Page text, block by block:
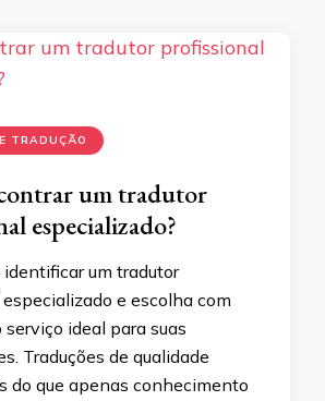
TRADUÇÃO
um tradutor
especializado?
um tradutor
e escolha com
serviço ideal para suas
Traduções de qualidade
do que apenas conhecimento